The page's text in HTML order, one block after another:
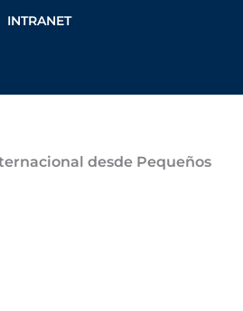
INTRANET
desde Pequeños